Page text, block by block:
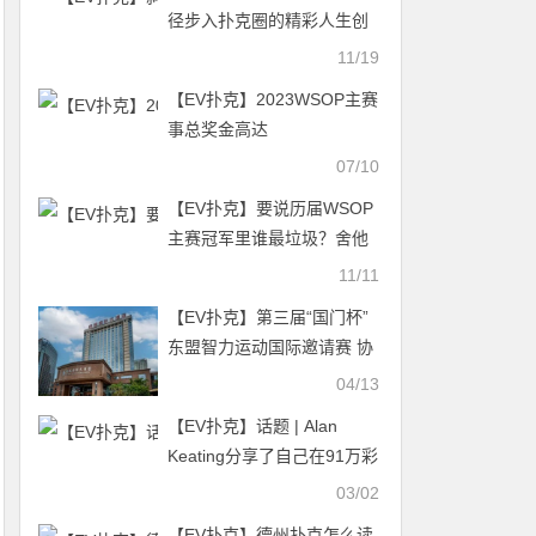
径步入扑克圈的精彩人生创
造者Christopher Brewer11/19
【EV扑克】2023WSOP主赛
事总奖金高达
$91,564,800！Tom Dwan踩
07/10
【EV扑克】要说历届WSOP
主赛冠军里谁最垃圾？舍他
11/11
【EV扑克】第三届“国门杯”
东盟智力运动国际邀请赛 协
议酒店预订开启｜4月18日
04/13
【EV扑克】话题 | Alan
Keating分享了自己在91万彩
池中用小对子完成精彩跟注
03/02